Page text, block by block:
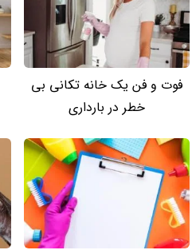
فوت و فن یک خانه تکانی بی
خطر در بارداری